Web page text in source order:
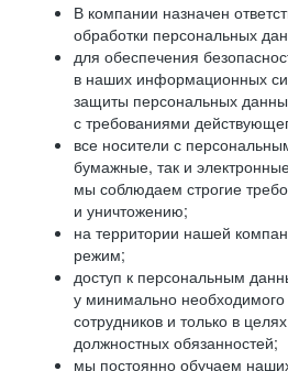
В компании назначен
обработки персональных
для обеспечения
в наших информационных
защиты персональных
с требованиями
все носители с
бумажные, так и
мы соблюдаем строгие
и уничтожению;
на территории нашей
режим;
доступ к персональным
у минимально
сотрудников и только в
должностных обязанностей;
мы постоянно обучаем